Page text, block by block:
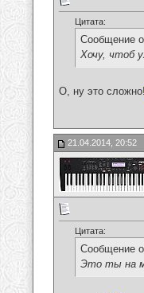
Цитата:
Сообщение
Хочу, чтоб
О, ну это сложно!
21.04.2014, 20:52
Цитата:
Сообщение
Это ты на